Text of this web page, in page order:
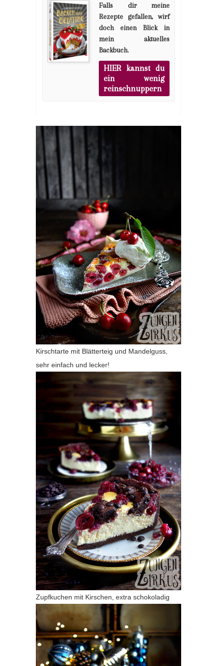
Falls dir meine
Rezepte gefallen, wirf
doch einen Blick in
mein aktuelles
Backbuch.
HIER kannst du
ein wenig
reinschnuppern
Kirschtarte mit Blätterteig und Mandelguss,
sehr einfach und lecker!
Zupfkuchen mit Kirschen, extra schokoladig